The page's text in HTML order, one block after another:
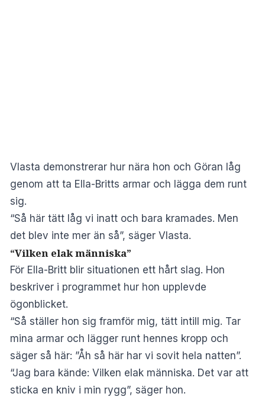
Vlasta demonstrerar hur nära hon och Göran låg
genom att ta Ella-Britts armar och lägga dem runt
sig.
“Så här tätt låg vi inatt och bara kramades. Men
det blev inte mer än så”, säger Vlasta.
“Vilken elak människa”
För Ella-Britt blir situationen ett hårt slag. Hon
beskriver i programmet hur hon upplevde
ögonblicket.
“Så ställer hon sig framför mig, tätt intill mig. Tar
mina armar och lägger runt hennes kropp och
säger så här: ”Åh så här har vi sovit hela natten”.
“Jag bara kände: Vilken elak människa. Det var att
sticka en kniv i min rygg”, säger hon.